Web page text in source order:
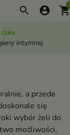
search account_circle
intymnej
a przede
się
wybór żeli do
możliwości,